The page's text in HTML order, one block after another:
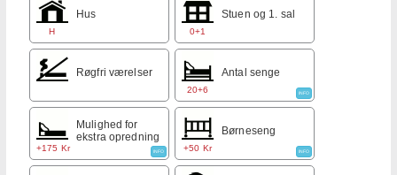
H
Hus
0+1
Stuen og 1. sal
Røgfri værelser
20+6
Antal senge
INFO
+175 Kr
Mulighed for
ekstra opredning
INFO +50 Kr
Børneseng
INFO